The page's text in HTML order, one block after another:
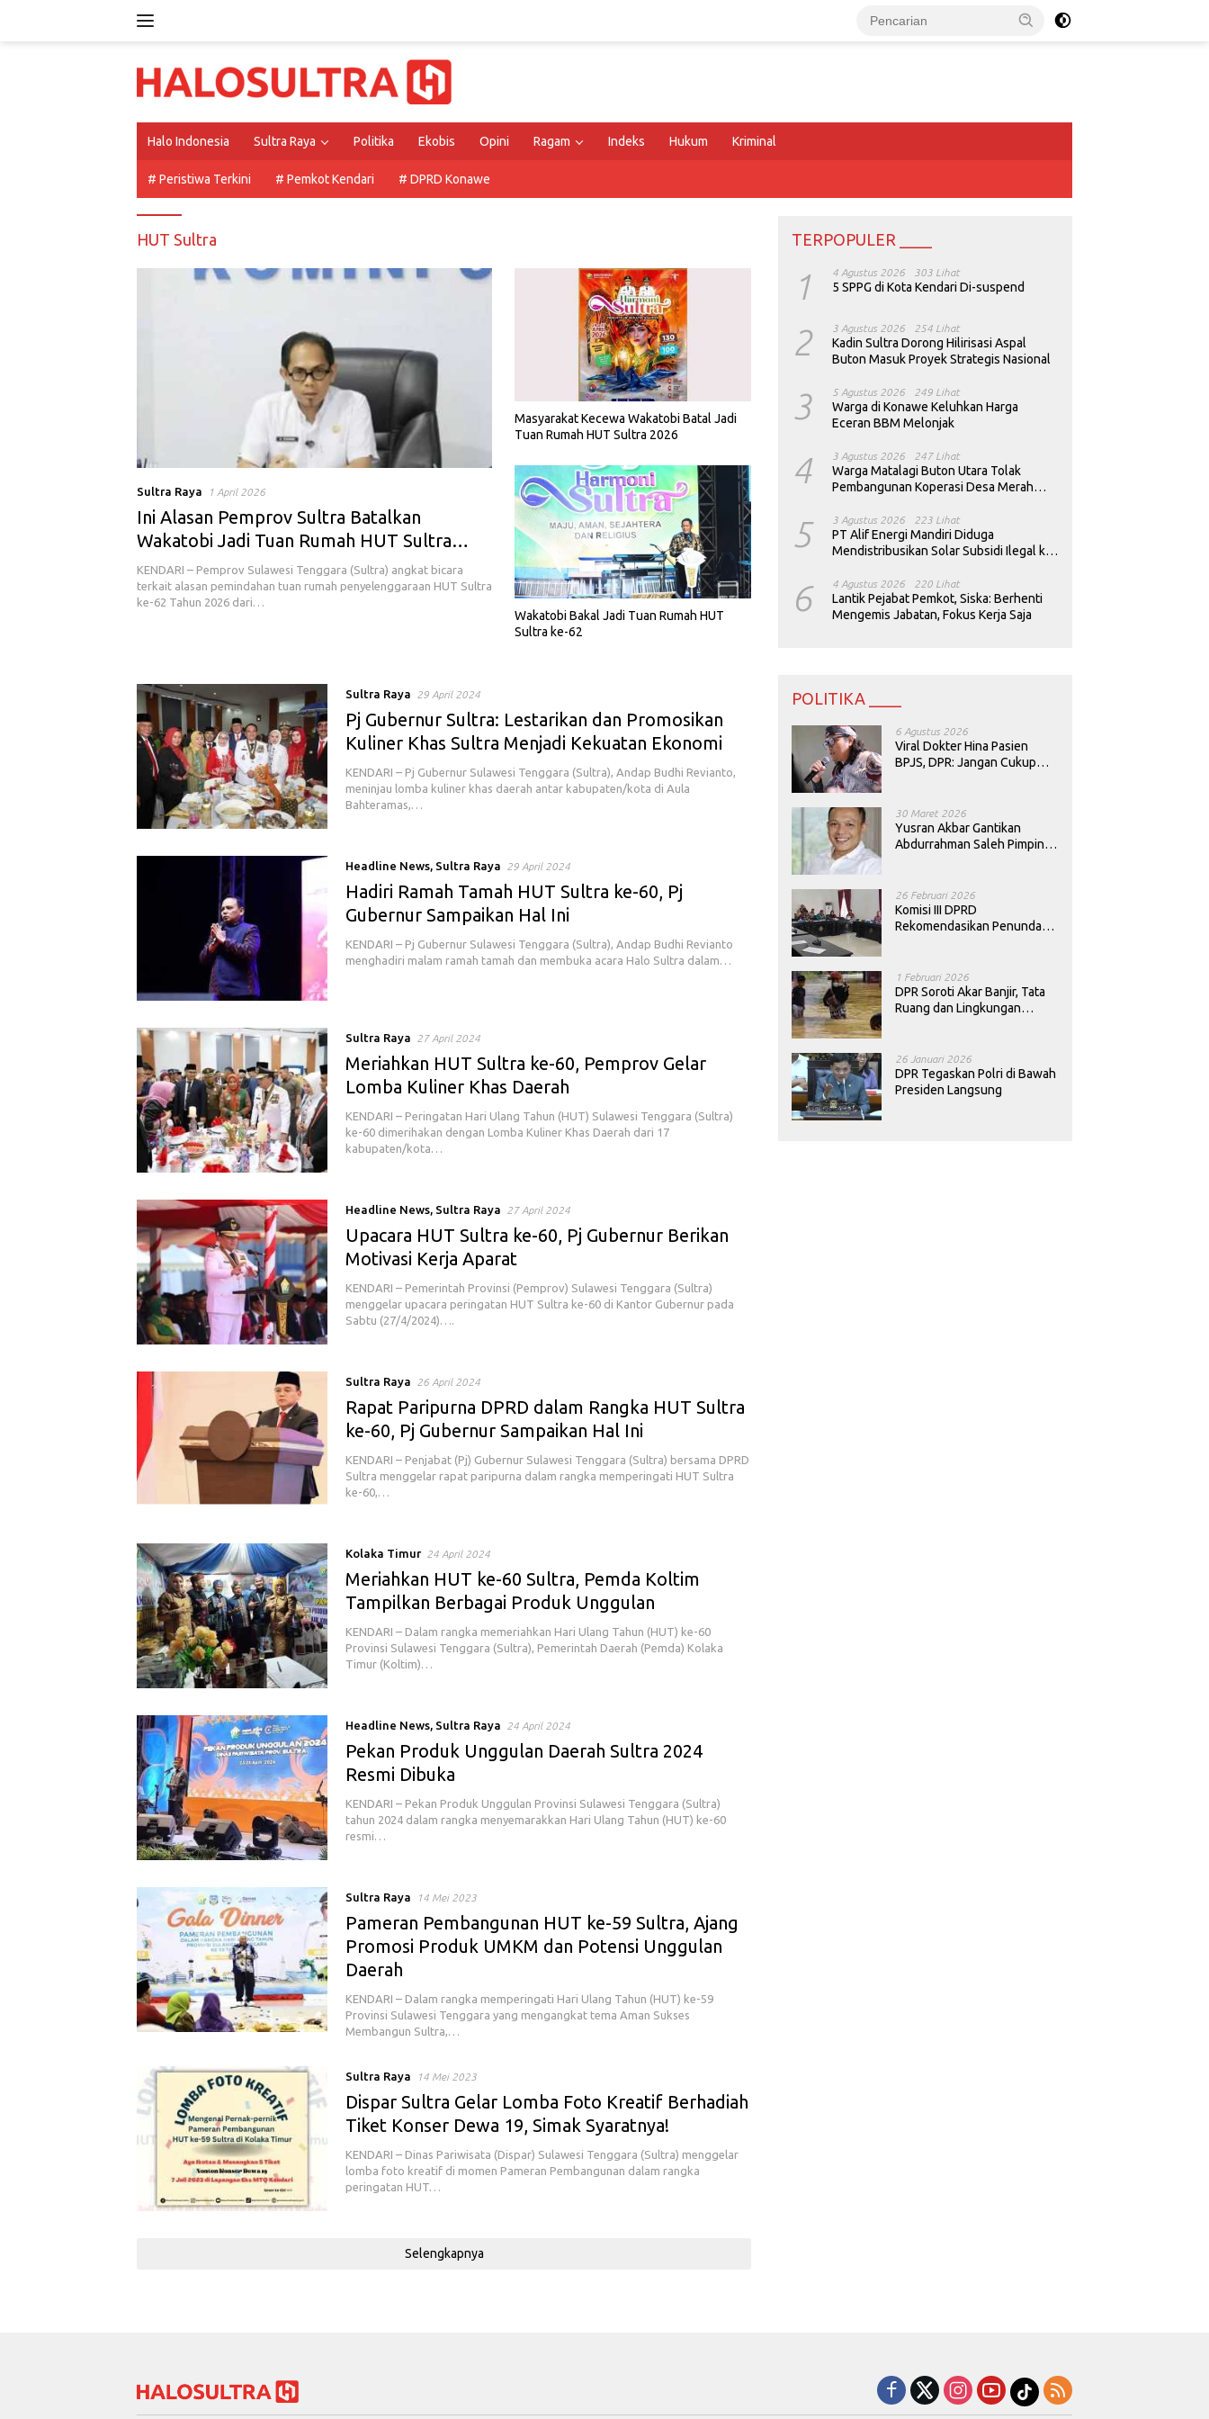
Halo Indonesia Sultra Raya Politika Ekobis Opini Ragam Indeks Hukum Kriminal
# Peristiwa Terkini # Pemkot Kendari # DPRD Konawe
HUT Sultra
Sultra Raya 1 April 2026
Ini Alasan Pemprov Sultra Batalkan
Wakatobi Jadi Tuan Rumah HUT Sultra
2026
KENDARI – Pemprov Sulawesi Tenggara (Sultra) angkat bicara
terkait alasan pemindahan tuan rumah penyelenggaraan HUT Sultra
ke-62 Tahun 2026 dari…
Masyarakat Kecewa Wakatobi Batal Jadi
Tuan Rumah HUT Sultra 2026
Wakatobi Bakal Jadi Tuan Rumah HUT
Sultra ke-62
Sultra Raya 29 April 2024
Pj Gubernur Sultra: Lestarikan dan Promosikan
Kuliner Khas Sultra Menjadi Kekuatan Ekonomi
KENDARI – Pj Gubernur Sulawesi Tenggara (Sultra), Andap Budhi Revianto,
meninjau lomba kuliner khas daerah antar kabupaten/kota di Aula
Bahteramas,…
Headline News, Sultra Raya 29 April 2024
Hadiri Ramah Tamah HUT Sultra ke-60, Pj
Gubernur Sampaikan Hal Ini
KENDARI – Pj Gubernur Sulawesi Tenggara (Sultra), Andap Budhi Revianto
menghadiri malam ramah tamah dan membuka acara Halo Sultra dalam…
Sultra Raya 27 April 2024
Meriahkan HUT Sultra ke-60, Pemprov Gelar
Lomba Kuliner Khas Daerah
KENDARI – Peringatan Hari Ulang Tahun (HUT) Sulawesi Tenggara (Sultra)
ke-60 dimerihakan dengan Lomba Kuliner Khas Daerah dari 17
kabupaten/kota…
Headline News, Sultra Raya 27 April 2024
Upacara HUT Sultra ke-60, Pj Gubernur Berikan
Motivasi Kerja Aparat
KENDARI – Pemerintah Provinsi (Pemprov) Sulawesi Tenggara (Sultra)
menggelar upacara peringatan HUT Sultra ke-60 di Kantor Gubernur pada
Sabtu (27/4/2024)….
Sultra Raya 26 April 2024
Rapat Paripurna DPRD dalam Rangka HUT Sultra
ke-60, Pj Gubernur Sampaikan Hal Ini
KENDARI – Penjabat (Pj) Gubernur Sulawesi Tenggara (Sultra) bersama DPRD
Sultra menggelar rapat paripurna dalam rangka memperingati HUT Sultra
ke-60,…
Kolaka Timur 24 April 2024
Meriahkan HUT ke-60 Sultra, Pemda Koltim
Tampilkan Berbagai Produk Unggulan
KENDARI – Dalam rangka memeriahkan Hari Ulang Tahun (HUT) ke-60
Provinsi Sulawesi Tenggara (Sultra), Pemerintah Daerah (Pemda) Kolaka
Timur (Koltim)…
Headline News, Sultra Raya 24 April 2024
Pekan Produk Unggulan Daerah Sultra 2024
Resmi Dibuka
KENDARI – Pekan Produk Unggulan Provinsi Sulawesi Tenggara (Sultra)
tahun 2024 dalam rangka menyemarakkan Hari Ulang Tahun (HUT) ke-60
resmi…
Sultra Raya 14 Mei 2023
Pameran Pembangunan HUT ke-59 Sultra, Ajang
Promosi Produk UMKM dan Potensi Unggulan
Daerah
KENDARI – Dalam rangka memperingati Hari Ulang Tahun (HUT) ke-59
Provinsi Sulawesi Tenggara yang mengangkat tema Aman Sukses
Membangun Sultra,…
Sultra Raya 14 Mei 2023
Dispar Sultra Gelar Lomba Foto Kreatif Berhadiah
Tiket Konser Dewa 19, Simak Syaratnya!
KENDARI – Dinas Pariwisata (Dispar) Sulawesi Tenggara (Sultra) menggelar
lomba foto kreatif di momen Pameran Pembangunan dalam rangka
peringatan HUT…
Selengkapnya
TERPOPULER ____
1 4 Agustus 2026 303 Lihat
5 SPPG di Kota Kendari Di-suspend
2 3 Agustus 2026 254 Lihat
Kadin Sultra Dorong Hilirisasi Aspal
Buton Masuk Proyek Strategis Nasional
3 5 Agustus 2026 249 Lihat
Warga di Konawe Keluhkan Harga
Eceran BBM Melonjak
4 3 Agustus 2026 247 Lihat
Warga Matalagi Buton Utara Tolak
Pembangunan Koperasi Desa Merah
5 3 Agustus 2026 223 Lihat
PT Alif Energi Mandiri Diduga
Mendistribusikan Solar Subsidi Ilegal ke
6 4 Agustus 2026 220 Lihat
Lantik Pejabat Pemkot, Siska: Berhenti
Mengemis Jabatan, Fokus Kerja Saja
POLITIKA ____
6 Agustus 2026
Viral Dokter Hina Pasien
BPJS, DPR: Jangan Cukup
30 Maret 2026
Yusran Akbar Gantikan
Abdurrahman Saleh Pimpin
26 Februari 2026
Komisi III DPRD
Rekomendasikan Penundaan
1 Februari 2026
DPR Soroti Akar Banjir, Tata
Ruang dan Lingkungan
26 Januari 2026
DPR Tegaskan Polri di Bawah
Presiden Langsung